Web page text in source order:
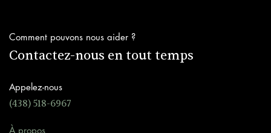
Comment pouvons nous aider ?
Contactez-nous en tout temps
Appelez-nous
(438) 518-6967
À propos